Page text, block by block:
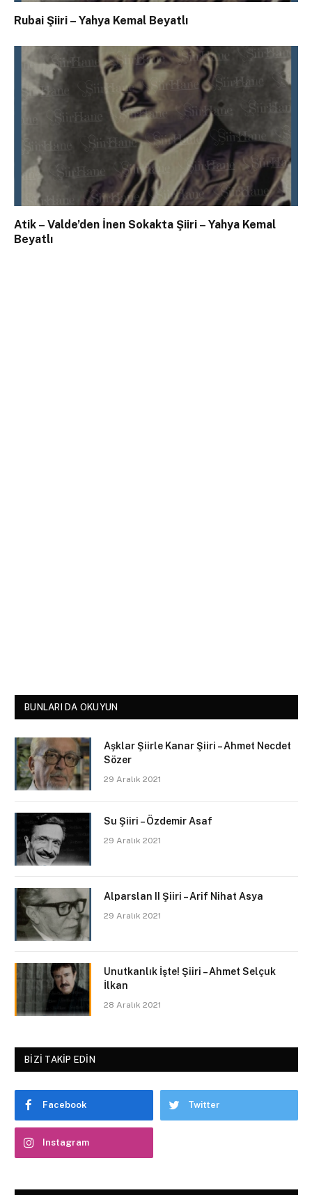
Rubai Şiiri – Yahya Kemal Beyatlı
Atik – Valde’den İnen Sokakta Şiiri – Yahya Kemal
Beyatlı
BUNLARI DA OKUYUN
Aşklar Şiirle Kanar Şiiri – Ahmet Necdet
Sözer
29 Aralık 2021
Su Şiiri – Özdemir Asaf
29 Aralık 2021
Alparslan II Şiiri – Arif Nihat Asya
29 Aralık 2021
Unutkanlık İşte! Şiiri – Ahmet Selçuk
İlkan
28 Aralık 2021
BIZI TAKIP EDIN
Facebook Twitter
Instagram